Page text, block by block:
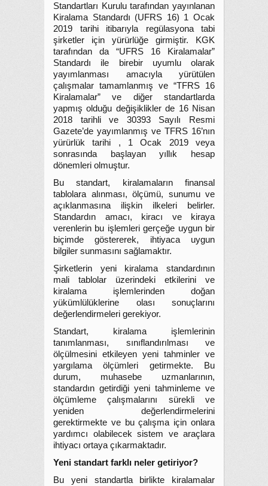
Standartları Kurulu tarafından yayınlanan
Kiralama Standardı (UFRS 16) 1 Ocak
2019 tarihi itibarıyla regülasyona tabi
şirketler için yürürlüğe girmiştir. KGK
tarafından da “UFRS 16 Kiralamalar”
Standardı ile birebir uyumlu olarak
yayımlanması amacıyla yürütülen
çalışmalar tamamlanmış ve “TFRS 16
Kiralamalar” ve diğer standartlarda
yapmış olduğu değişiklikler de 16 Nisan
2018 tarihli ve 30393 Sayılı Resmi
Gazete’de yayımlanmış ve TFRS 16’nın
yürürlük tarihi , 1 Ocak 2019 veya
sonrasında başlayan yıllık hesap
dönemleri olmuştur.
Bu standart, kiralamaların finansal
tablolara alınması, ölçümü, sunumu ve
açıklanmasına ilişkin ilkeleri belirler.
Standardın amacı, kiracı ve kiraya
verenlerin bu işlemleri gerçeğe uygun bir
biçimde göstererek, ihtiyaca uygun
bilgiler sunmasını sağlamaktır.
Şirketlerin yeni kiralama standardının
mali tablolar üzerindeki etkilerini ve
kiralama işlemlerinden doğan
yükümlülüklerine olası sonuçlarını
değerlendirmeleri gerekiyor.
Standart, kiralama işlemlerinin
tanımlanması, sınıflandırılması ve
ölçülmesini etkileyen yeni tahminler ve
yargılama ölçümleri getirmekte. Bu
durum, muhasebe uzmanlarının,
standardın getirdiği yeni tahminleme ve
ölçümleme çalışmalarını sürekli ve
yeniden değerlendirmelerini
gerektirmekte ve bu çalışma için onlara
yardımcı olabilecek sistem ve araçlara
ihtiyacı ortaya çıkarmaktadır.
Yeni standart farklı neler getiriyor?
Bu yeni standartla birlikte kiralamalar